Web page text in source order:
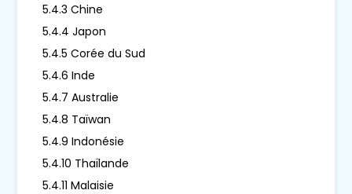
5.4.3 Chine
5.4.4 Japon
5.4.5 Corée du Sud
5.4.6 Inde
5.4.7 Australie
5.4.8 Taïwan
5.4.9 Indonésie
5.4.10 Thaïlande
5.4.11 Malaisie